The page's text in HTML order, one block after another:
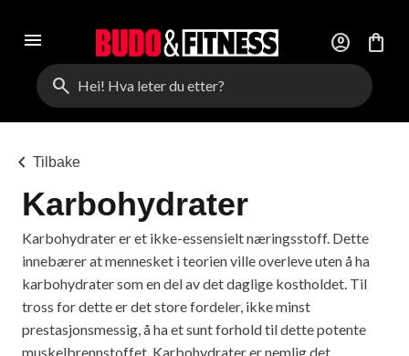
menu account_circle
shopping_bag
search
chevron_left Tilbake
Karbohydrater
Karbohydrater er et ikke-essensielt næringsstoff. Dette
innebærer at mennesket i teorien ville overleve uten å ha
karbohydrater som en del av det daglige kostholdet. Til
tross for dette er det store fordeler, ikke minst
prestasjonsmessig, å ha et sunt forhold til dette potente
muskelbrennstoffet. Karbohydrater er nemlig det